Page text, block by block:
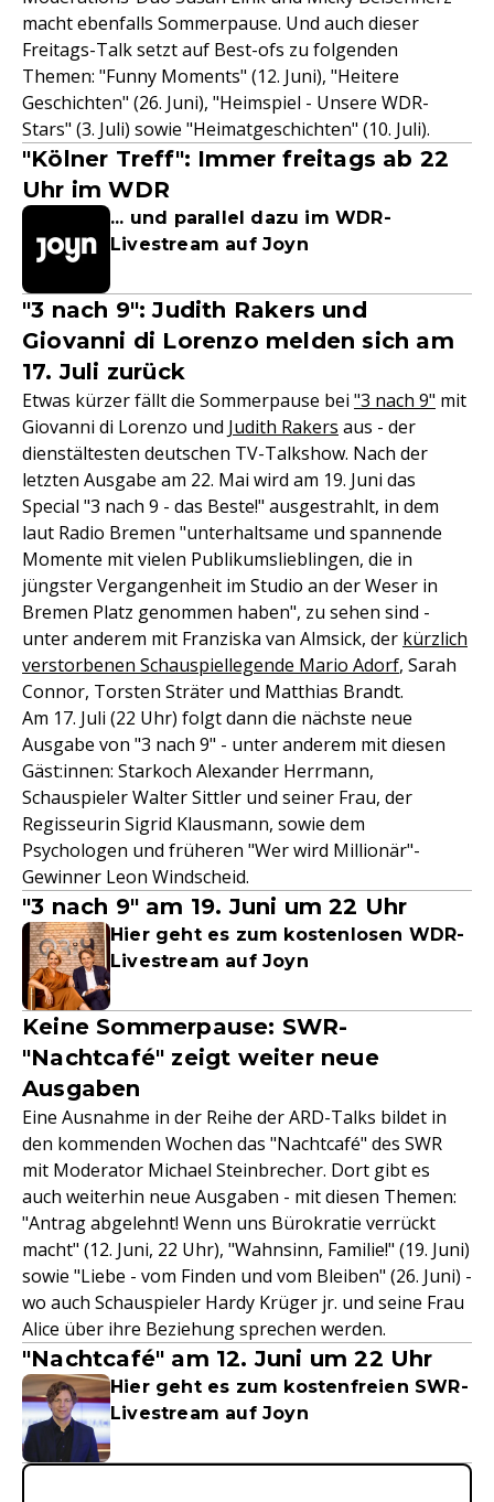
macht ebenfalls Sommerpause. Und auch dieser
Freitags-Talk setzt auf Best-ofs zu folgenden
Themen: "Funny Moments" (12. Juni), "Heitere
Geschichten" (26. Juni), "Heimspiel - Unsere WDR-
Stars" (3. Juli) sowie "Heimatgeschichten" (10. Juli).
"Kölner Treff": Immer freitags ab 22
Uhr im WDR
... und parallel dazu im WDR-
Livestream auf Joyn
"3 nach 9": Judith Rakers und
Giovanni di Lorenzo melden sich am
17. Juli zurück
Etwas kürzer fällt die Sommerpause bei "3 nach 9" mit
Giovanni di Lorenzo und Judith Rakers aus - der
dienstältesten deutschen TV-Talkshow. Nach der
letzten Ausgabe am 22. Mai wird am 19. Juni das
Special "3 nach 9 - das Beste!" ausgestrahlt, in dem
laut Radio Bremen "unterhaltsame und spannende
Momente mit vielen Publikumslieblingen, die in
jüngster Vergangenheit im Studio an der Weser in
Bremen Platz genommen haben", zu sehen sind -
unter anderem mit Franziska van Almsick, der kürzlich
verstorbenen Schauspiellegende Mario Adorf, Sarah
Connor, Torsten Sträter und Matthias Brandt.
Am 17. Juli (22 Uhr) folgt dann die nächste neue
Ausgabe von "3 nach 9" - unter anderem mit diesen
Gäst:innen: Starkoch Alexander Herrmann,
Schauspieler Walter Sittler und seiner Frau, der
Regisseurin Sigrid Klausmann, sowie dem
Psychologen und früheren "Wer wird Millionär"-
Gewinner Leon Windscheid.
"3 nach 9" am 19. Juni um 22 Uhr
Hier geht es zum kostenlosen WDR-
Livestream auf Joyn
Keine Sommerpause: SWR-
"Nachtcafé" zeigt weiter neue
Ausgaben
Eine Ausnahme in der Reihe der ARD-Talks bildet in
den kommenden Wochen das "Nachtcafé" des SWR
mit Moderator Michael Steinbrecher. Dort gibt es
auch weiterhin neue Ausgaben - mit diesen Themen:
"Antrag abgelehnt! Wenn uns Bürokratie verrückt
macht" (12. Juni, 22 Uhr), "Wahnsinn, Familie!" (19. Juni)
sowie "Liebe - vom Finden und vom Bleiben" (26. Juni) -
wo auch Schauspieler Hardy Krüger jr. und seine Frau
Alice über ihre Beziehung sprechen werden.
"Nachtcafé" am 12. Juni um 22 Uhr
Hier geht es zum kostenfreien SWR-
Livestream auf Joyn